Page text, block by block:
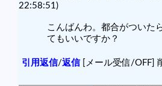
22:58:51)
こんばんわ。都合がついた
てもいいですか？
引用返信/返信[メール受信/OFF]